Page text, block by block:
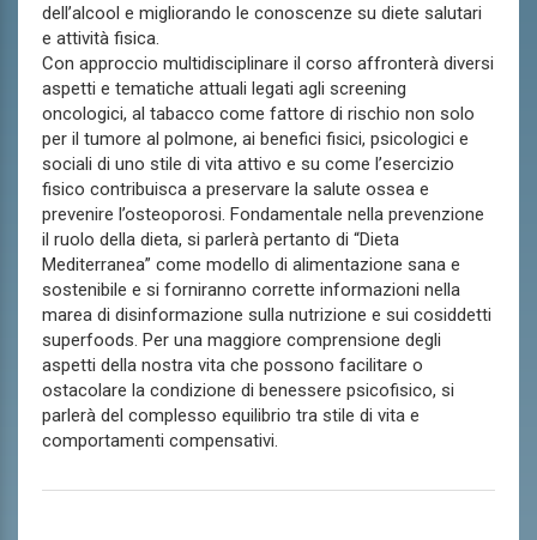
dell’alcool e migliorando le conoscenze su diete salutari
e attività fisica.
Con approccio multidisciplinare il corso affronterà diversi
aspetti e tematiche attuali legati agli screening
oncologici, al tabacco come fattore di rischio non solo
per il tumore al polmone, ai benefici fisici, psicologici e
sociali di uno stile di vita attivo e su come l’esercizio
fisico contribuisca a preservare la salute ossea e
prevenire l’osteoporosi. Fondamentale nella prevenzione
il ruolo della dieta, si parlerà pertanto di “Dieta
Mediterranea” come modello di alimentazione sana e
sostenibile e si forniranno corrette informazioni nella
marea di disinformazione sulla nutrizione e sui cosiddetti
superfoods. Per una maggiore comprensione degli
aspetti della nostra vita che possono facilitare o
ostacolare la condizione di benessere psicofisico, si
parlerà del complesso equilibrio tra stile di vita e
comportamenti compensativi.